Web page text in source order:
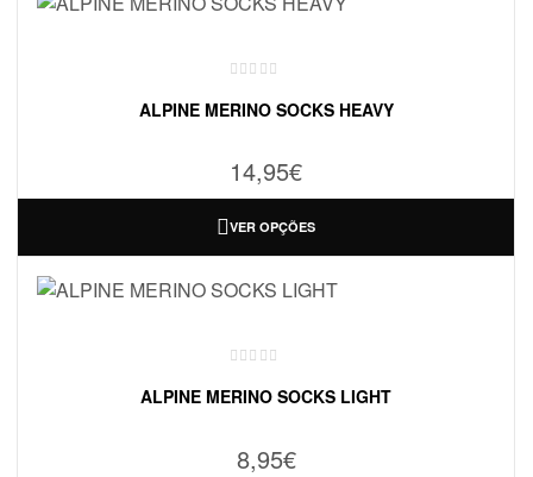
ALPINE MERINO SOCKS HEAVY
14,95€
VER OPÇÕES
ALPINE MERINO SOCKS LIGHT
8,95€